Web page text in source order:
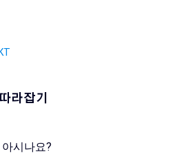
라잡기
아시나요?